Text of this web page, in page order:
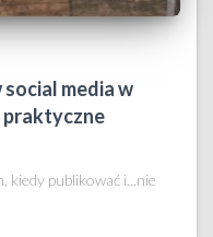
media w
praktyczne
kiedy publikować i...nie